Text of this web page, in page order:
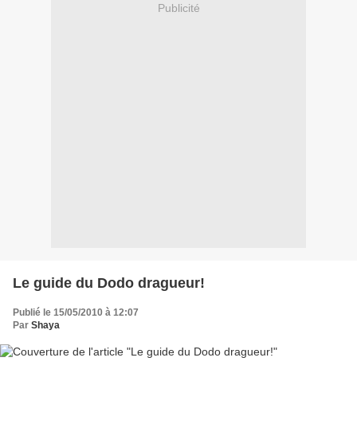
Publicité
Le guide du Dodo dragueur!
Publié le 15/05/2010 à 12:07
Par Shaya